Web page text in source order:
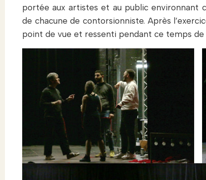
portée aux artistes et au public environnant
de chacune de contorsionniste. Après
point de vue et ressenti pendant ce temps de